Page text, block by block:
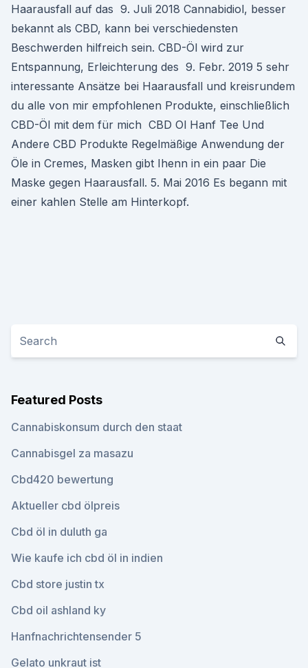
Haarausfall auf das 9. Juli 2018 Cannabidiol, besser
bekannt als CBD, kann bei verschiedensten
Beschwerden hilfreich sein. CBD-Öl wird zur
Entspannung, Erleichterung des 9. Febr. 2019 5 sehr
interessante Ansätze bei Haarausfall und kreisrundem
du alle von mir empfohlenen Produkte, einschließlich
CBD-Öl mit dem für mich CBD Ol Hanf Tee Und
Andere CBD Produkte Regelmäßige Anwendung der
Öle in Cremes, Masken gibt Ihenn in ein paar Die
Maske gegen Haarausfall. 5. Mai 2016 Es begann mit
einer kahlen Stelle am Hinterkopf.
Featured Posts
Cannabiskonsum durch den staat
Cannabisgel za masazu
Cbd420 bewertung
Aktueller cbd ölpreis
Cbd öl in duluth ga
Wie kaufe ich cbd öl in indien
Cbd store justin tx
Cbd oil ashland ky
Hanfnachrichtensender 5
Gelato unkraut ist